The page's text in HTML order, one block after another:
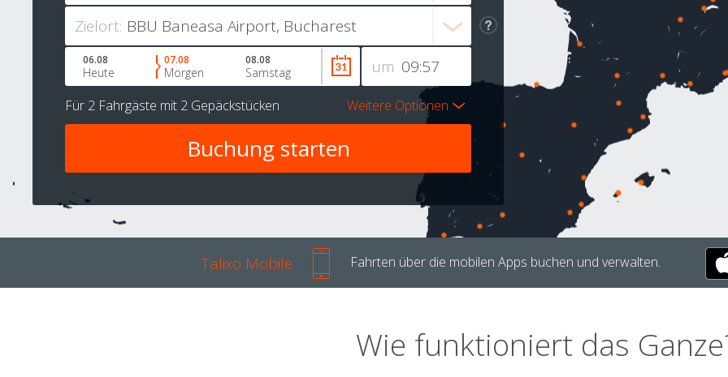
Zielort:
um
06.08
Heute
07.08
Morgen
08.08
Samstag
Für 2 Fahrgäste mit 2 Gepäckstücken Weitere Optionen
Talixo Mobile Fahrten über die mobilen Apps buchen und verwalten.
Wie funktioniert das